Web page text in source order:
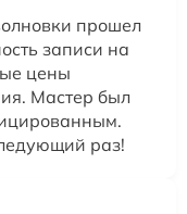
прошел
записи на
цены
Мастер был
раз!